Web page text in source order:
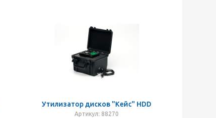
Утилизатор дисков "Кейс" HDD
Артикул: 88270